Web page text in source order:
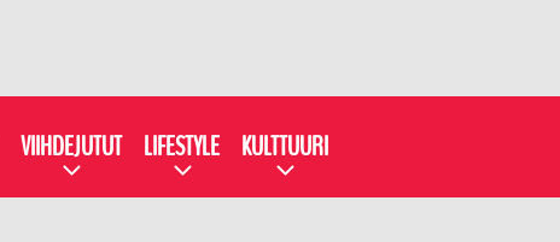
VIIHDEJUTUT LIFESTYLE KULTTUURI